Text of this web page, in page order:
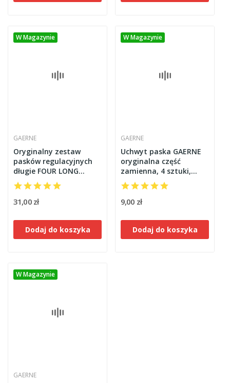
W Magazynie
GAERNE
Oryginalny zestaw
pasków regulacyjnych
długie FOUR LONG
STRAPS GX.J/SG.J
GAERNE białe 4 sztuki
31,00 zł
Dodaj do koszyka
W Magazynie
GAERNE
Uchwyt paska GAERNE
oryginalna część
zamienna, 4 sztuki,
aluminium
9,00 zł
Dodaj do koszyka
W Magazynie
GAERNE